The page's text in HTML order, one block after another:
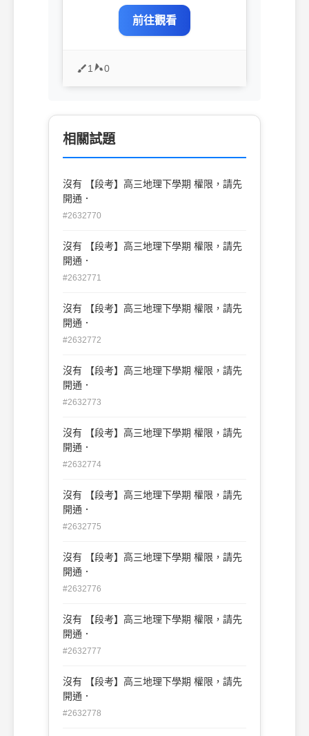
前往觀看
1 0
相關試題
沒有 【段考】高三地理下學期 權限，請先
開通．
#2632770
沒有 【段考】高三地理下學期 權限，請先
開通．
#2632771
沒有 【段考】高三地理下學期 權限，請先
開通．
#2632772
沒有 【段考】高三地理下學期 權限，請先
開通．
#2632773
沒有 【段考】高三地理下學期 權限，請先
開通．
#2632774
沒有 【段考】高三地理下學期 權限，請先
開通．
#2632775
沒有 【段考】高三地理下學期 權限，請先
開通．
#2632776
沒有 【段考】高三地理下學期 權限，請先
開通．
#2632777
沒有 【段考】高三地理下學期 權限，請先
開通．
#2632778